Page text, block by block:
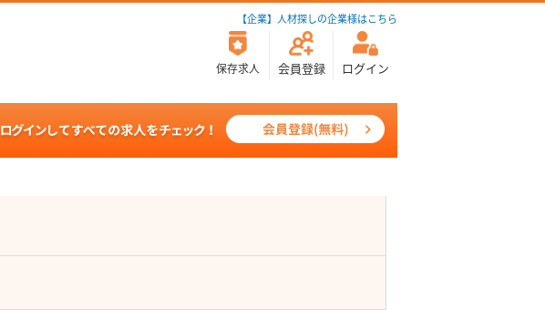
【企業】人材探しの企業様はこちら
保存求人 会員登録 ログイン